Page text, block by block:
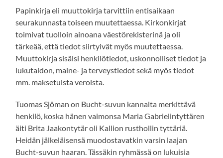
Papinkirja eli muuttokirja tarvittiin entisaikaan
seurakunnasta toiseen muutettaessa. Kirkonkirjat
toimivat tuolloin ainoana väestörekisterinä ja oli
tärkeää, että tiedot siirtyivät myös muutettaessa.
Muuttokirja sisälsi henkilötiedot, uskonnolliset tiedot ja
lukutaidon, maine- ja terveystiedot sekä myös tiedot
mm. maksetuista veroista.
Tuomas Sjöman on Bucht-suvun kannalta merkittävä
henkilö, koska hänen vaimonsa Maria Gabrielintyttären
äiti Brita Jaakontytär oli Kallion rusthollin tyttäriä.
Heidän jälkeläisensä muodostavatkin varsin laajan
Bucht-suvun haaran. Tässäkin ryhmässä on lukuisia